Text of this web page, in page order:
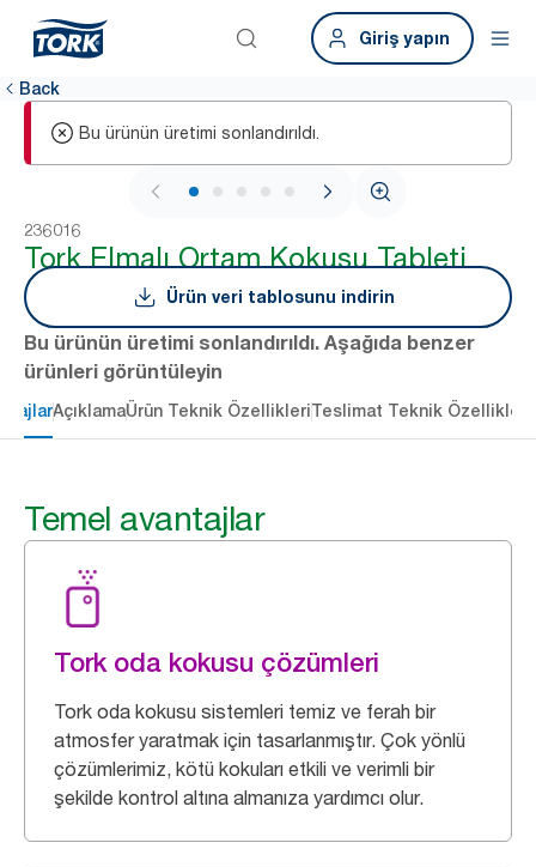
Giriş yapın
Back
Bu ürünün üretimi sonlandırıldı.
1 / 5
236016
Tork Elmalı Ortam Kokusu Tableti
Ürün veri tablosunu indirin
Bu ürünün üretimi sonlandırıldı. Aşağıda benzer
ürünleri görüntüleyin
AçıklamaÜrün Teknik ÖzellikleriTeslimat Teknik Özellikleri
Temel avantajlar
Tork oda kokusu çözümleri
Tork oda kokusu sistemleri temiz ve ferah bir
atmosfer yaratmak için tasarlanmıştır. Çok yönlü
çözümlerimiz, kötü kokuları etkili ve verimli bir
şekilde kontrol altına almanıza yardımcı olur.